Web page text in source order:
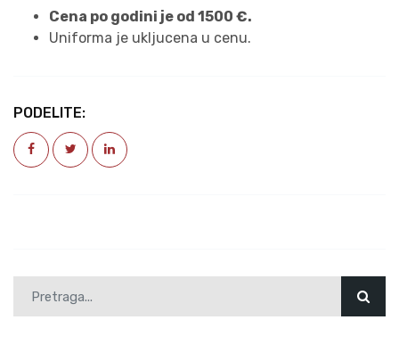
Cena po godini je od 1500 €.
Uniforma je ukljucena u cenu.
PODELITE: